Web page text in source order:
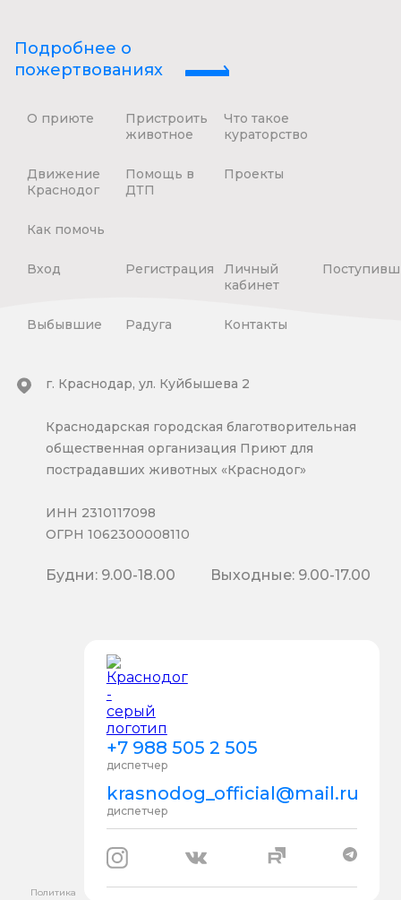
Подробнее о
пожертвованиях
О приюте
Пристроить
животное
Что такое
кураторство
Движение
Краснодог
Помощь в
ДТП
Проекты
Как помочь
Вход Регистрация
Личный
кабинет
Выбывшие Радуга Контакты
+7 988 505 2 505
диспетчер
krasnodog_official@mail.ru
диспетчер
г. Краснодар, ул. Куйбышева 2
Краснодарская городская благотворительная
общественная организация Приют для
пострадавших животных «Краснодог»
ИНН 2310117098
ОГРН 1062300008110
Будни: 9.00-18.00 Выходные: 9.00-17.00
Политика